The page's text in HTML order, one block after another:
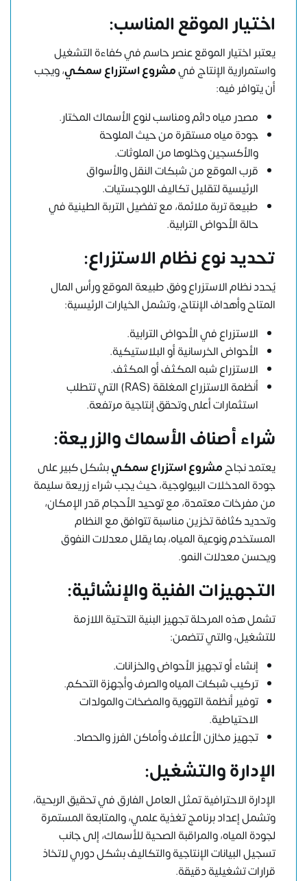
اختيار الموقع المناسب:
يعتبر اختيار الموقع عنصر حاسم في كفاءة التشغيل
واستمرارية الإنتاج فيمشروع استزراع سمكي، ويجب
أن يتوافر فيه:
مصدر مياه دائم ومناسب لنوع الأسماك المختار.
جودة مياه مستقرة من حيث الملوحة
والأكسجين وخلوها من الملوثات.
قرب الموقع من شبكات النقل والأسواق
الرئيسية لتقليل تكاليف اللوجستيات.
طبيعة تربة ملائمة، مع تفضيل التربة الطينية في
حالة الأحواض الترابية.
تحديد نوع نظام الاستزراع:
يُحدد نظام الاستزراع وفق طبيعة الموقع ورأس المال
المتاح وأهداف الإنتاج، وتشمل الخيارات الرئيسية:
الاستزراع في الأحواض الترابية.
الأحواض الخرسانية أو البلاستيكية.
الاستزراع شبه المكثف أو المكثف.
أنظمة الاستزراع المغلقة (RAS) التي تتطلب
استثمارات أعلى وتحقق إنتاجية مرتفعة.
شراء أصناف الأسماك والزريعة:
يعتمد نجاحمشروع استزراع سمكيبشكل كبير على
جودة المدخلات البيولوجية، حيث يجب شراء زريعة سليمة
من مفرخات معتمدة، مع توحيد الأحجام قدر الإمكان،
وتحديد كثافة تخزين مناسبة تتوافق مع النظام
المستخدم ونوعية المياه، بما يقلل معدلات النفوق
ويحسن معدلات النمو.
التجهيزات الفنية والإنشائية:
تشمل هذه المرحلة تجهيز البنية التحتية اللازمة
للتشغيل، والتي تتضمن:
إنشاء أو تجهيز الأحواض والخزانات.
تركيب شبكات المياه والصرف وأجهزة التحكم.
توفير أنظمة التهوية والمضخات والمولدات
الاحتياطية.
تجهيز مخازن الأعلاف وأماكن الفرز والحصاد.
الإدارة والتشغيل:
الإدارة الاحترافية تمثل العامل الفارق في تحقيق الربحية،
وتشمل إعداد برنامج تغذية علمي، والمتابعة المستمرة
لجودة المياه، والمراقبة الصحية للأسماك، إلى جانب
تسجيل البيانات الإنتاجية والتكاليف بشكل دوري لاتخاذ
قرارات تشغيلية دقيقة.